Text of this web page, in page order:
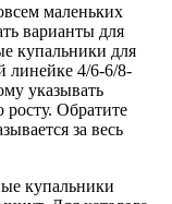
маленьких
варианты для
купальники для
линейке 4/6-6/8-
указывать
росту. Обратите
за весь
купальники